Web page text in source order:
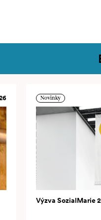
Novinky
Výzva SozialMarie